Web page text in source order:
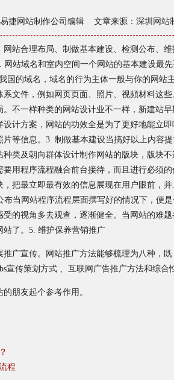
捷网站制作公司编辑 文章来源：深圳网站
站合理布局、制做基本建设、检测公布、
站域名和室内空间一个网站的基本建设最
国的域名，域名的行为主体一般与你的网
文件，例如网页页面、照片、视頻材料这
不一样种类的网站设计业不一样，新建站
计方案，网站的功效全是为了更好地能立
等信息。3. 制做基本建设当搞好以上内容
类及朝向群体设计制作网站的版块，版块
用程序流程融合前台接待，而且进行必须
把最立即最有效的信息展现在用户眼前，
当网站程序流程层面撰写好的情况下，便
的视角多去观查，逐渐健全。当网站的难
了。5. 维护保养营销推广
广宣传。网站推广方法能够梳理为八种，
传策划方式 、互联网广告推广方法和综合
朋友起个参考作用。
程